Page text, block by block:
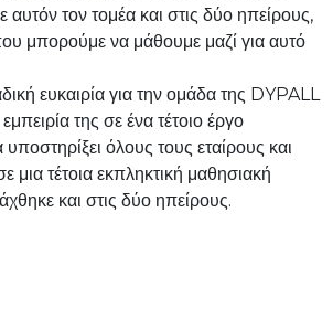
αυτόν τον τομέα και στις δύο ηπείρους,
μπορούμε να μάθουμε μαζί για αυτό
ευκαιρία για την ομάδα της DYPALL
της σε ένα τέτοιο έργο
όλους τους εταίρους και
μια τέτοια εκπληκτική μαθησιακή
και στις δύο ηπείρους.